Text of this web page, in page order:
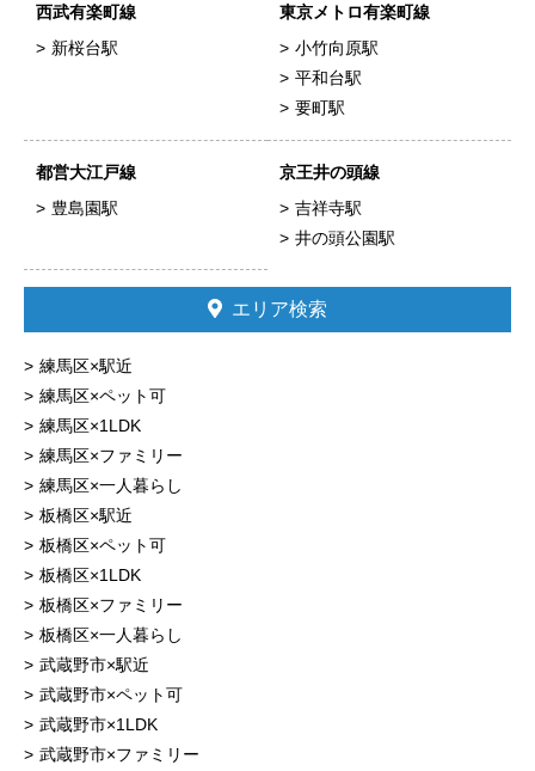
西武有楽町線
新桜台駅
東京メトロ有楽町線
小竹向原駅
平和台駅
要町駅
都営大江戸線
豊島園駅
京王井の頭線
吉祥寺駅
井の頭公園駅
エリア検索
練馬区×駅近
練馬区×ペット可
練馬区×1LDK
練馬区×ファミリー
練馬区×一人暮らし
板橋区×駅近
板橋区×ペット可
板橋区×1LDK
板橋区×ファミリー
板橋区×一人暮らし
武蔵野市×駅近
武蔵野市×ペット可
武蔵野市×1LDK
武蔵野市×ファミリー